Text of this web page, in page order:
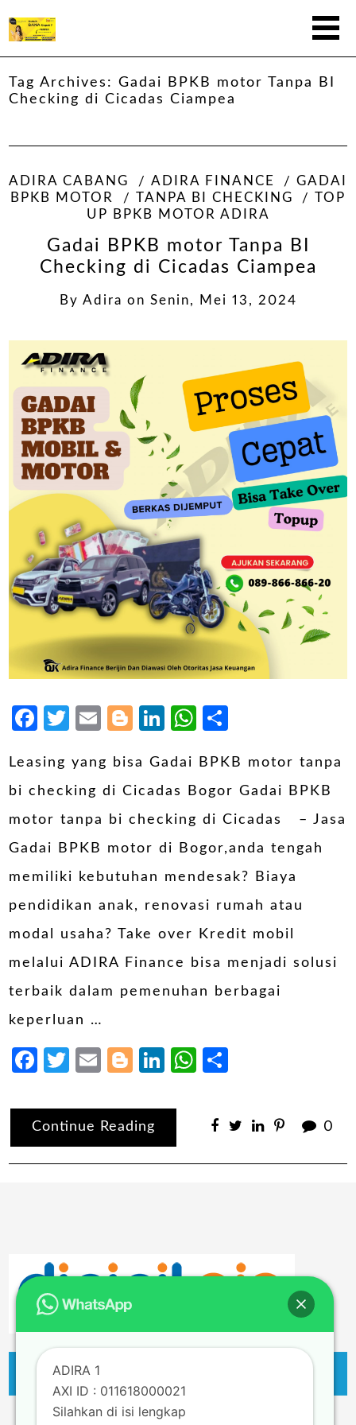
Tag Archives:Gadai BPKB motor Tanpa BI
Checking di Cicadas Ciampea
ADIRA CABANG ADIRA FINANCE
GADAI
BPKB MOTOR
TANPA BI CHECKING
TOP
UP BPKB MOTOR ADIRA
Gadai BPKB motor Tanpa BI
Checking di Cicadas Ciampea
By Adira on Senin, Mei 13, 2024
Facebook
Twitter
EmailBlogger
LinkedIn
WhatsApp
Leasing yang bisa Gadai BPKB motor tanpa
bi checking di Cicadas Bogor Gadai BPKB
motor tanpa bi checking di Cicadas – Jasa
Gadai BPKB motor di Bogor,anda tengah
memiliki kebutuhan mendesak? Biaya
pendidikan anak, renovasi rumah atau
modal usaha? Take over Kredit mobil
melalui ADIRA Finance bisa menjadi solusi
terbaik dalam pemenuhan berbagai
keperluan …
Facebook
Twitter
EmailBlogger
LinkedIn
WhatsApp
Continue Reading 0
ADIRA 1
AXI ID : 011618000021
Silahkan di isi lengkap